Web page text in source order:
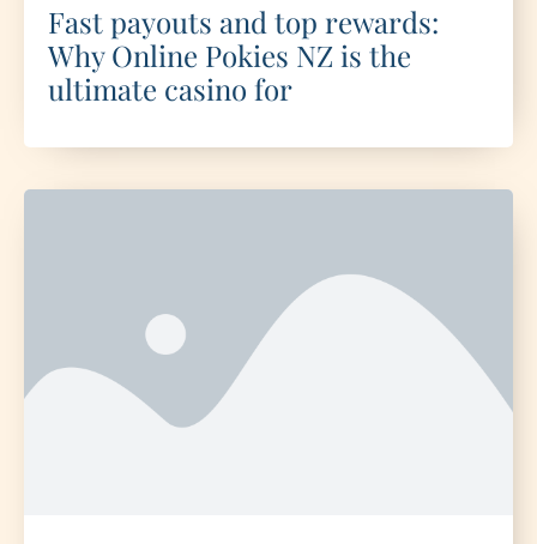
Fast payouts and top rewards:
Why Online Pokies NZ is the
ultimate casino for